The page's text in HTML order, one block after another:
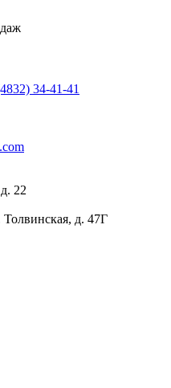
34-41-41
22
д. 47Г